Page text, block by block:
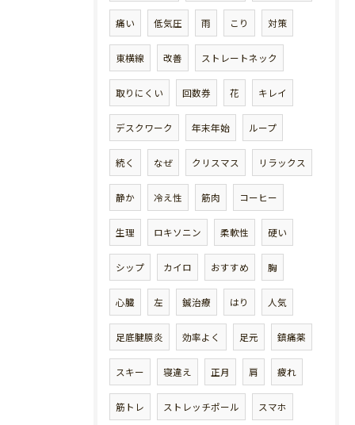
痛い 低気圧 雨 こり 対策
東横線 改善 ストレートネック
取りにくい 回数券 花 キレイ
デスクワーク 年末年始 ループ
続く なぜ クリスマス リラックス
静か 冷え性 筋肉 コーヒー
生理 ロキソニン 柔軟性 硬い
シップ カイロ おすすめ 胸
心臓 左 鍼治療 はり 人気
足底腱膜炎 効率よく 足元 鎮痛薬
スキー 寝違え 正月 肩 疲れ
筋トレ ストレッチポール スマホ